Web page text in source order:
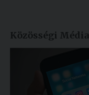
Közösségi Média